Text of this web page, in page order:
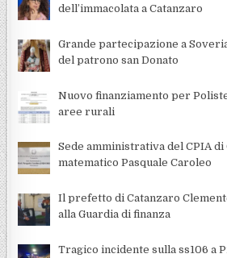
dell’immacolata a Catanzaro
Grande partecipazione a
del patrono san Donato
Nuovo finanziamento per
aree rurali
Sede amministrativa del CPIA
matematico Pasquale Caroleo
Il prefetto di Catanzaro
alla Guardia di finanza
Tragico incidente sulla ss106 a